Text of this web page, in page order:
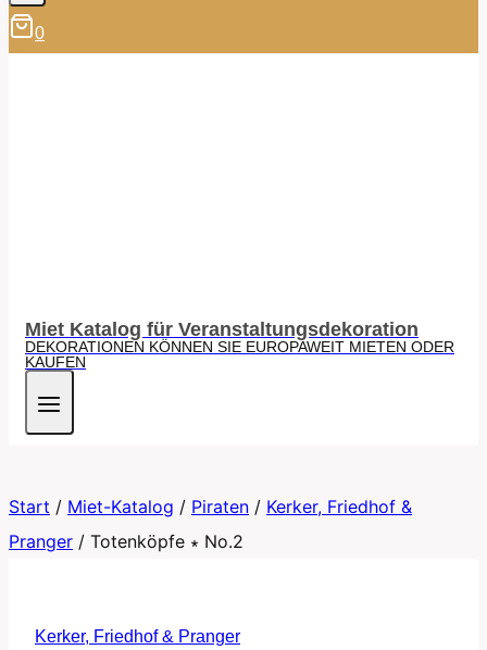
0
Miet Katalog für Veranstaltungsdekoration
DEKORATIONEN KÖNNEN SIE EUROPAWEIT MIETEN ODER
KAUFEN
Start / Miet-Katalog / Piraten / Kerker, Friedhof &
Pranger / Totenköpfe ∗ No.2
Kerker, Friedhof & Pranger